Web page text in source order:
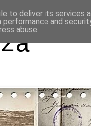
to deliver its services
performance and
abuse.